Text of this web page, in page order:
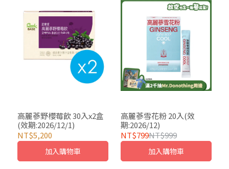
高麗蔘野櫻莓飲 30入x2盒
(效期:2026/12/1)
NT$5,200
加入購物車
高麗蔘雪花粉 20入(效
期:2026/12)
NT$799NT$999
加入購物車